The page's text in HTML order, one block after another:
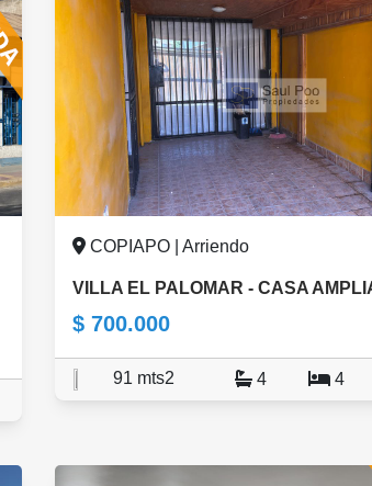
COPIAPO | Arriendo
VILLA EL PALOMAR - CASA
$ 700.000
91 mts2 4 4